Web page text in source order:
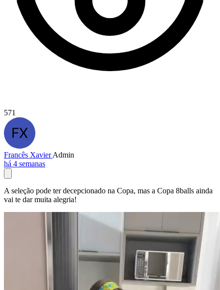
571
Francês XavierAdmin
há 4 semanas
A seleção pode ter decepcionado na Copa, mas a Copa 8balls ainda
vai te dar muita alegria!